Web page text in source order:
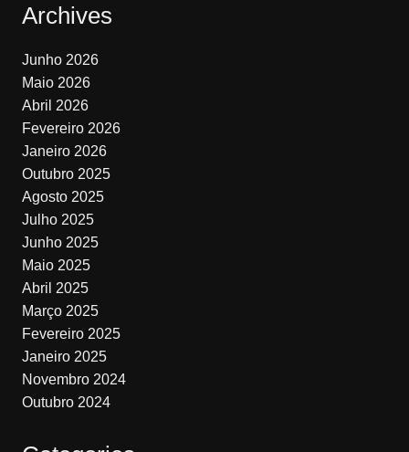
Archives
Junho 2026
Maio 2026
Abril 2026
Fevereiro 2026
Janeiro 2026
Outubro 2025
Agosto 2025
Julho 2025
Junho 2025
Maio 2025
Abril 2025
Março 2025
Fevereiro 2025
Janeiro 2025
Novembro 2024
Outubro 2024